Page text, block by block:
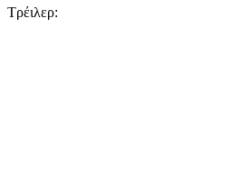
Τρέιλερ: